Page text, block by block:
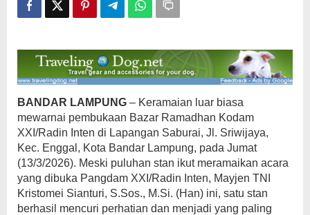
BANDAR LAMPUNG – Keramaian luar biasa
mewarnai pembukaan Bazar Ramadhan Kodam
XXI/Radin Inten di Lapangan Saburai, Jl. Sriwijaya,
Kec. Enggal, Kota Bandar Lampung, pada Jumat
(13/3/2026). Meski puluhan stan ikut meramaikan acara
yang dibuka Pangdam XXI/Radin Inten, Mayjen TNI
Kristomei Sianturi, S.Sos., M.Si. (Han) ini, satu stan
berhasil mencuri perhatian dan menjadi yang paling